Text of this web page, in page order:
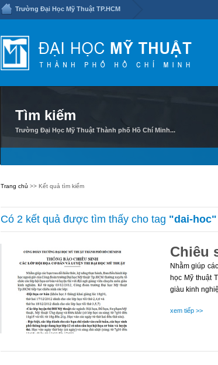
Trường Đại Học Mỹ Thuật TP.HCM
Tìm kiếm
Trường Đại Học Mỹ Thuật Thành phố Hồ Chí Minh...
Trang chủ >> Kết quả tìm kiếm
Có 2 kết quả được tìm thấy cho tag "dai-hoc"
Chiêu
Nhằm giúp
học Mỹ thuật
giàu kinh
xem tiếp >>